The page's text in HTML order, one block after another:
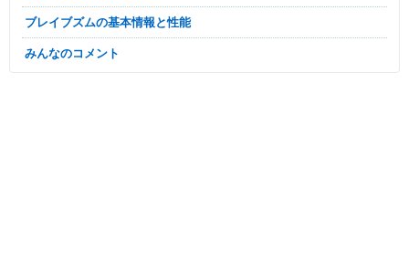
ブレイブズムの基本情報と性能
みんなのコメント